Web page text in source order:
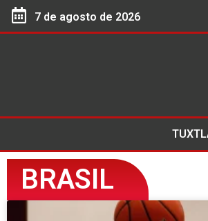
7 de agosto de 2026
BRASIL